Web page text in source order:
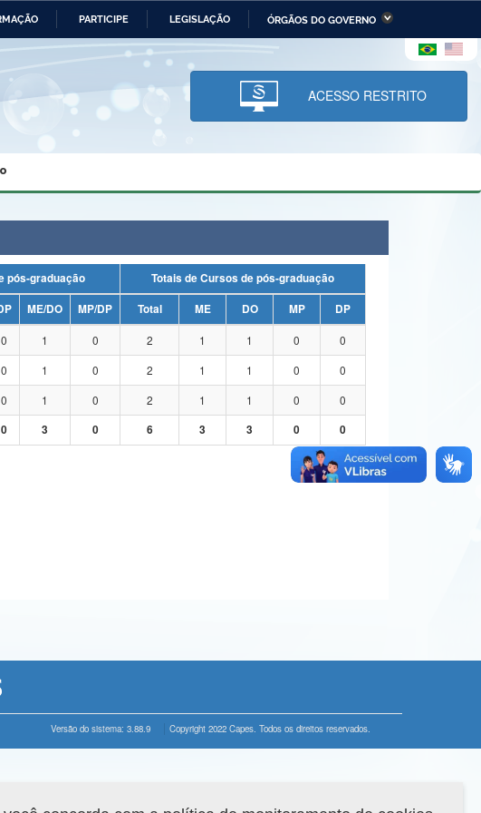
PARTICIPE LEGISLAÇÃO ÓRGÃOS DO GOVERNO
Ministério da Economia Ministério da Infraestrutura
Ministério da Ciência,
Tecnologia, Inovações e
Comunicações
e dos Direitos Humanos
Planalto
ACESSO RESTRITO
Total de Programas de pós-graduação
Totais de Cursos de pós-graduação
ME/DO MP/DP Total ME DO MP
DP
0 1 0 2 1 1 0
0
0 1 0 2 1 1 0
0
0 1 0 2 1 1 0
0
0 3 0 6 3 3 0 0
Versão do sistema: 3.88.9 Copyright 2022 Capes. Todos os direitos reservados.